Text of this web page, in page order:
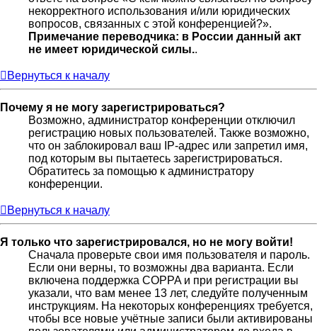
некорректного использования и/или юридических
вопросов, связанных с этой конференцией?».
Примечание переводчика: в России данный акт
не имеет юридической силы..
Вернуться к началу
Почему я не могу зарегистрироваться?
Возможно, администратор конференции отключил
регистрацию новых пользователей. Также возможно,
что он заблокировал ваш IP-адрес или запретил имя,
под которым вы пытаетесь зарегистрироваться.
Обратитесь за помощью к администратору
конференции.
Вернуться к началу
Я только что зарегистрировался, но не могу войти!
Сначала проверьте свои имя пользователя и пароль.
Если они верны, то возможны два варианта. Если
включена поддержка COPPA и при регистрации вы
указали, что вам менее 13 лет, следуйте полученным
инструкциям. На некоторых конференциях требуется,
чтобы все новые учётные записи были активированы